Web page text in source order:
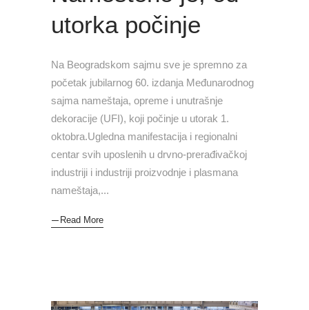
utorka počinje
Na Beogradskom sajmu sve je spremno za
početak jubilarnog 60. izdanja Međunarodnog
sajma nameštaja, opreme i unutrašnje
dekoracije (UFI), koji počinje u utorak 1.
oktobra.Ugledna manifestacija i regionalni
centar svih uposlenih u drvno-prerađivačkoj
industriji i industriji proizvodnje i plasmana
nameštaja,
Read More